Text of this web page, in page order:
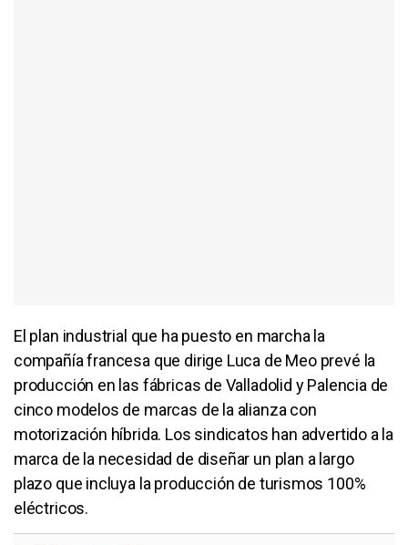
El plan industrial que ha puesto en marcha la
compañía francesa que dirige Luca de Meo prevé la
producción en las fábricas de Valladolid y Palencia de
cinco modelos de marcas de la alianza con
motorización híbrida. Los sindicatos han advertido a la
marca de la necesidad de diseñar un plan a largo
plazo que incluya la producción de turismos 100%
eléctricos.